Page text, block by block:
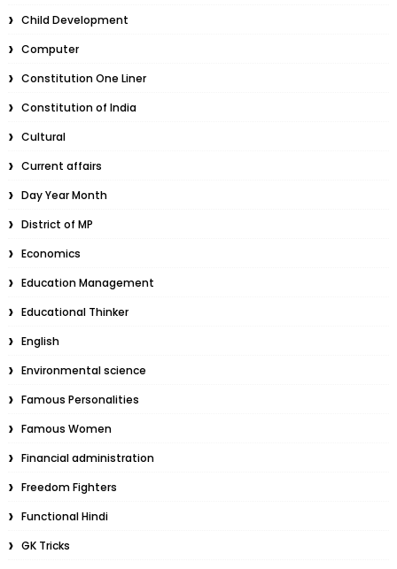
Child Development
Computer
Constitution One Liner
Constitution of India
Cultural
Current affairs
Day Year Month
District of MP
Economics
Education Management
Educational Thinker
English
Environmental science
Famous Personalities
Famous Women
Financial administration
Freedom Fighters
Functional Hindi
GK Tricks